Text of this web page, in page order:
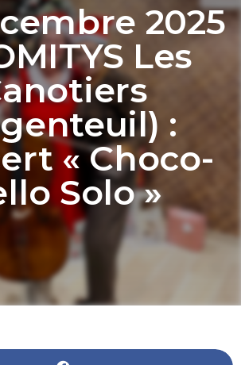
2025
Les
:
« Choco-
Solo »